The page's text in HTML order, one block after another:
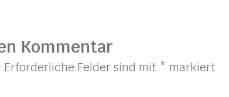
Kommentar
Erforderliche Felder sind mit * markiert